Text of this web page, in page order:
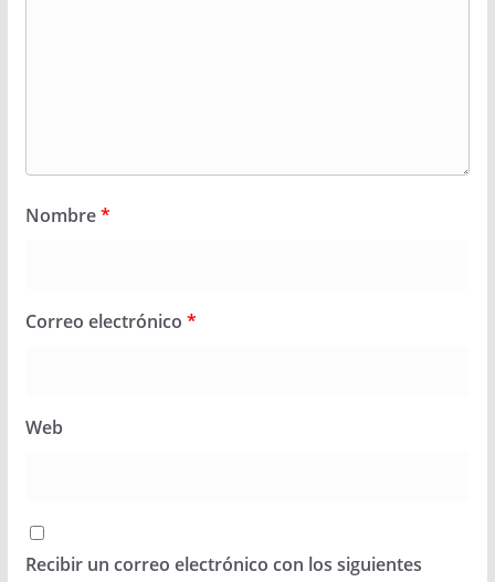
Nombre*
Correo electrónico *
Web
Recibir un correo electrónico con los siguientes